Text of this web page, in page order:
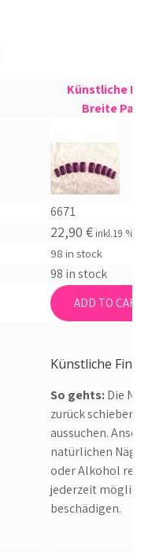
Künstliche
Breite
6671
22,90 € inkl.19 %
98 in stock
98 in stock
ADD TO CART
Künstliche
So gehts:Die
zurück schieben
aussuchen.
natürlichen
oder Alkohol
jederzeit möglich
beschädigen.